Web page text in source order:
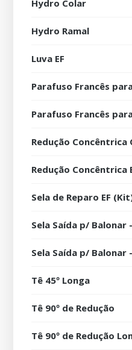
Hydro Colar
Hydro Ramal
Luva EF
Parafuso Francês
Parafuso Francês
Redução Concêntrica
Redução Concêntrica
Sela de Reparo EF
Sela Saída p/ Balonar
Sela Saída p/ Balonar
Tê 45º Longa
Tê 90º de Redução
Tê 90º de Redução